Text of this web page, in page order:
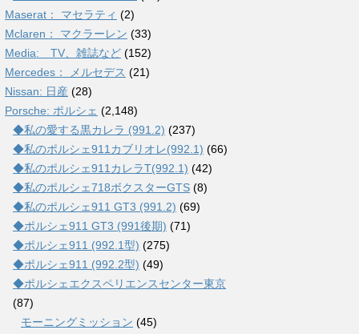
Maserat： マセラティ (2)
Mclaren： マクラーレン (33)
Media: TV、雑誌など (152)
Mercedes： メルセデス (21)
Nissan: 日産 (28)
Porsche: ポルシェ (2,148)
◆私の愛する黒カレラ (991.2) (237)
◆私のポルシェ911カブリオレ(992.1) (66)
◆私のポルシェ911カレラT(992.1) (42)
◆私のポルシェ718ボクスターGTS (8)
◆私のポルシェ911 GT3 (991.2) (69)
◆ポルシェ911 GT3 (991後期) (71)
◆ポルシェ911 (992.1型) (275)
◆ポルシェ911 (992.2型) (49)
◆ポルシェエクスペリエンスセンター東京
(87)
モーニングミッション (45)